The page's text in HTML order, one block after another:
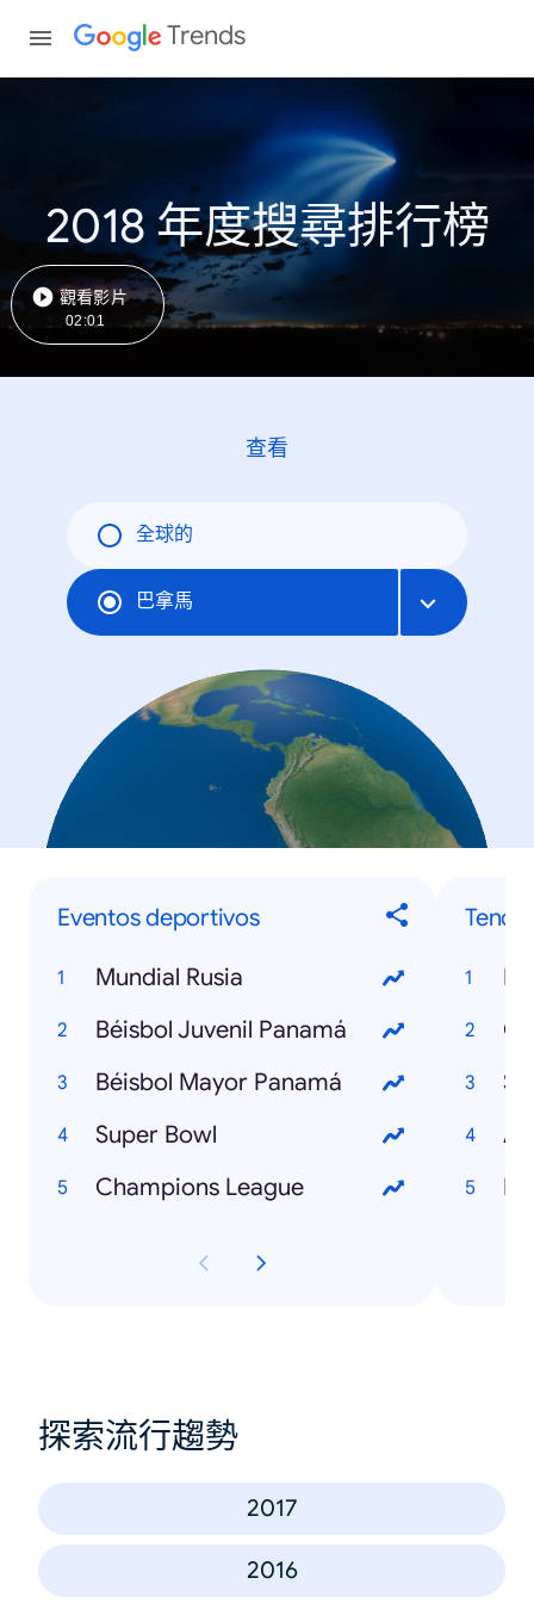
Trends
2018 年度搜尋排行榜
觀看影片
02:01
查看
全球的
巴拿馬
Eventos deportivos
Mundial Rusia
Béisbol Juvenil Panamá
Béisbol Mayor Panamá
Super Bowl
Champions League
探索流行趨勢
2017
2016